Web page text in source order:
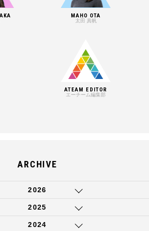
MAHO OTA
太田 真帆
ATEAM EDITOR
エーチーム編集部
ARCHIVE
2026
2025
2024